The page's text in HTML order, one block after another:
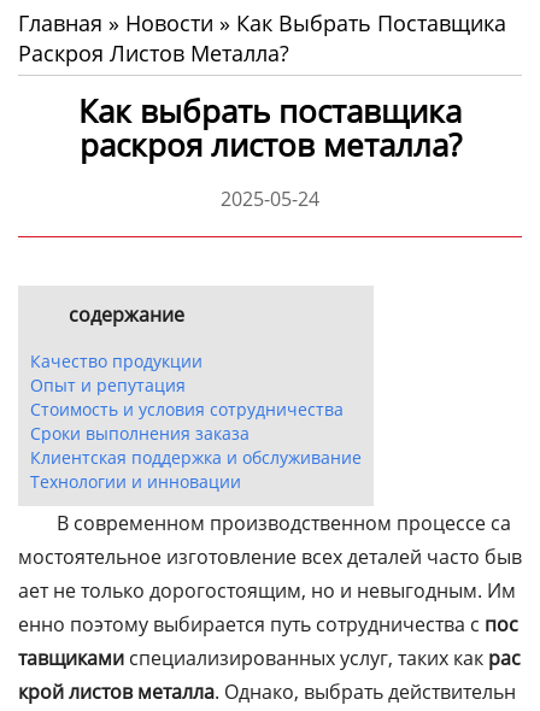
Главная » Новости » Как Выбрать Поставщика
Раскроя Листов Металла?
Как выбрать поставщика
раскроя листов металла?
2025-05-24
содержание
Качество продукции
Опыт и репутация
Стоимость и условия сотрудничества
Сроки выполнения заказа
Клиентская поддержка и обслуживание
Технологии и инновации
В современном производственном процессе са
мостоятельное изготовление всех деталей часто быв
ает не только дорогостоящим, но и невыгодным. Им
енно поэтому выбирается путь сотрудничества с пос
тавщиками специализированных услуг, таких как рас
крой листов металла. Однако, выбрать действительн